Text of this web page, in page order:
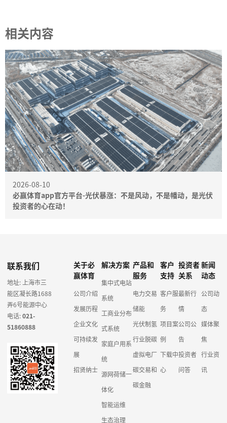
相关内容
2026-08-10
必赢体育app官方平台-光伏暴涨：不是风动，不是幡动，是光伏
投资者的心在动！
联系我们
地址: 上海市三
能区凝长路1688
弄6号能源中心
电话:021-
51860888
关于必
赢体育
公司介绍
发展历程
企业文化
可持续发
展
招贤纳士
解决方案
集中式电站
系统
工商业分布
式系统
家庭户用系
统
源网荷储一
体化
智能运维
生态治理
产品和
服务
电力交易
储能
光伏制氢
行业脱碳
虚拟电厂
碳交易和
碳金融
客户
支持
客户服
务
项目案
例
下载中
心
投资者
关系
最新行
情
公司公
告
投资者
问答
新闻
动态
公司动
态
媒体聚
焦
行业资
讯